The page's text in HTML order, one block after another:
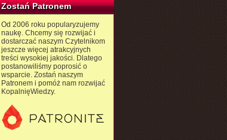
Zostań Patronem
Od 2006 roku popularyzujemy
naukę. Chcemy się rozwijać i
dostarczać naszym Czytelnikom
jeszcze więcej atrakcyjnych
treści wysokiej jakości. Dlatego
postanowiliśmy poprosić o
wsparcie. Zostań naszym
Patronem i pomóż nam rozwijać
KopalnięWiedzy.